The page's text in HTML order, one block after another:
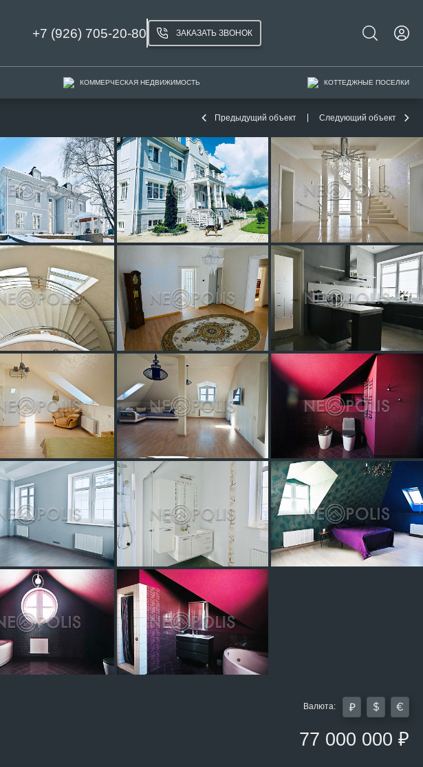
+7 (926) 705-20-80 ЗАКАЗАТЬ ЗВОНОК
КОММЕРЧЕСКАЯ НЕДВИЖИМОСТЬ КОТТЕДЖНЫЕ ПОСЕЛКИ
Предыдущий объект Следующий объект
Валюта:
77 000 000 ₽